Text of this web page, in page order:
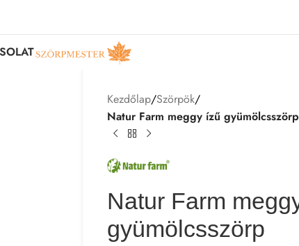
Kezdőlap/Szörpök/
Natur Farm meggy ízű gyümölcsszörp
Natur Farm
gyümölcsszörp